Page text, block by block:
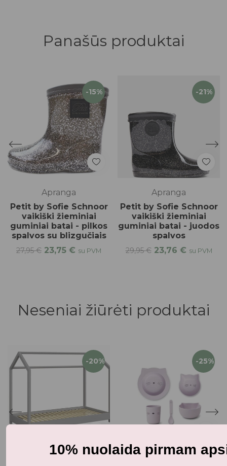
Panašūs produktai
-15%
Apranga
Petit by Sofie Schnoor
vaikiški žieminiai
guminiai batai - pilkos
spalvos su blizgučiais
27,95€ 23,75 € su PVM
-21%
Apranga
Petit by Sofie Schnoor
vaikiški žieminiai
guminiai batai - juodos
spalvos
29,95€ 23,76 € su PVM
Neseniai žiūrėti produktai
-20% -25%
10% nuolaida pirmam